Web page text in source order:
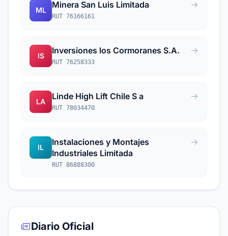
ML
Minera San Luis Limitada
RUT 76166161
IS
Inversiones los Cormoranes S.A.
RUT 76258333
LA
Linde High Lift Chile S a
RUT 78034470
IL
Instalaciones y Montajes
Industriales Limitada
RUT 86888300
Diario Oficial